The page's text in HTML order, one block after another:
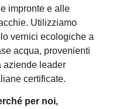
impronte e alle
Utilizziamo
vernici ecologiche a
acqua, provenienti
aziende leader
certificate.
per noi,